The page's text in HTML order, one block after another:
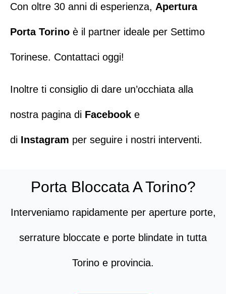
Con oltre 30 anni di esperienza, Apertura
Porta Torino è il partner ideale per Settimo
Torinese. Contattaci oggi!
Inoltre ti consiglio di dare un’occhiata alla
nostra pagina di Facebook e
di Instagram per seguire i nostri interventi.​
Porta Bloccata A Torino?
Interveniamo rapidamente per aperture porte,
serrature bloccate e porte blindate in tutta
Torino e provincia.